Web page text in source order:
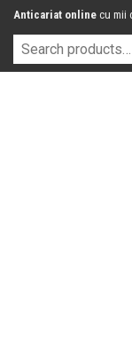
Anticariat online cu mii